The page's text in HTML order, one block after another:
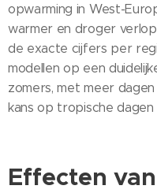
opwarming in West-
warmer en droger
de exacte cijfers per
modellen op een
zomers, met meer
kans op tropische dagen
Effecten van